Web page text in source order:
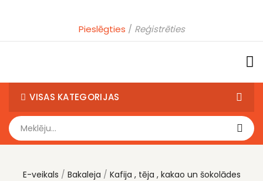
Pieslēgties Reģistrēties
VISAS KATEGORIJAS
E-veikals Bakaleja
Kafija , tēja , kakao un šokolādes